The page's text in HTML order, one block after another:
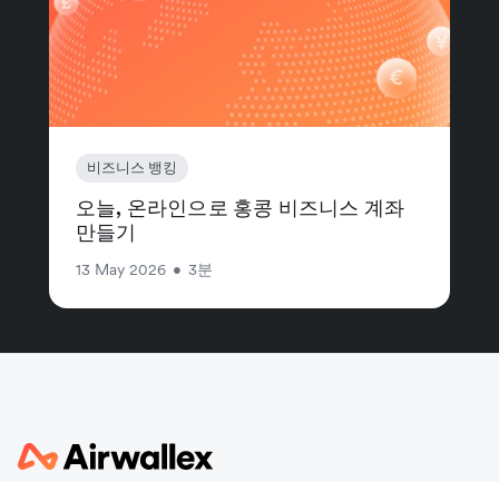
비즈니스 뱅킹
오늘, 온라인으로 홍콩 비즈니스 계좌
만들기
13 May 2026 • 3분